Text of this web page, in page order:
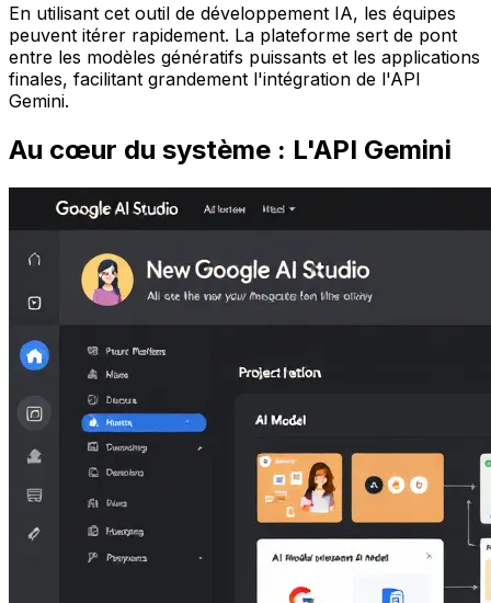
En utilisant cet outil de développement IA, les équipes
peuvent itérer rapidement. La plateforme sert de pont
entre les modèles génératifs puissants et les applications
finales, facilitant grandement l'intégration de l'API
Gemini.
Au cœur du système : L'API Gemini